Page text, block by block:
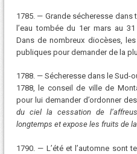
1785. — Grande sécheresse dans
l’eau tombée du 1er mars au
Dans de nombreux diocèses,
publiques pour demander de la
1788. — Sécheresse dans le Sud-
1788, le conseil de ville de
pour lui demander d’ordonner
du ciel la cessation de
longtemps et expose les fruits de
1790. — L’été et l’automne sont